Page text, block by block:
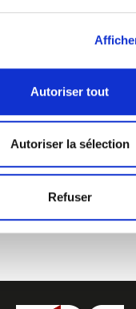
Autoriser tout
Autoriser la sélection
Refuser